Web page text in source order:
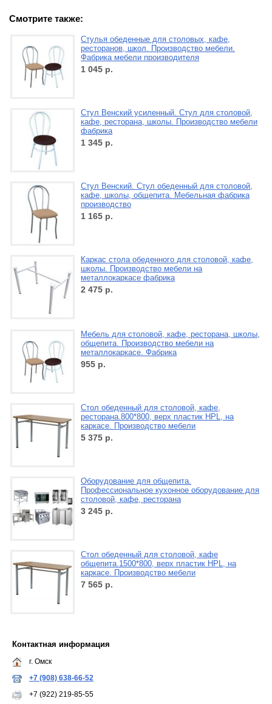
Смотрите также:
Стулья обеденные для столовых, кафе,
ресторанов, школ. Производство мебели.
Фабрика мебели производителя
1 045 р.
Стул Венский усиленный. Стул для столовой,
кафе, ресторана, школы. Производство мебели
фабрика
1 345 р.
Стул Венский. Стул обеденный для столовой,
кафе, школы, общепита. Мебельная фабрика
производство
1 165 р.
Каркас стола обеденного для столовой, кафе,
школы. Производство мебели на
металлокаркасе фабрика
2 475 р.
Мебель для столовой, кафе, ресторана, школы,
общепита. Производство мебели на
металлокаркасе. Фабрика
955 р.
Стол обеденный для столовой, кафе,
ресторана.800*800, верх пластик HPL, на
каркасе. Производство мебели
5 375 р.
Оборудование для общепита.
Профессиональное кухонное оборудование для
столовой, кафе, ресторана
3 245 р.
Стол обеденный для столовой, кафе
общепита.1500*800, верх пластик HPL, на
каркасе. Производство мебели
7 565 р.
Контактная информация
г. Омск
+7 (908) 638-66-52
+7 (922) 219-85-55